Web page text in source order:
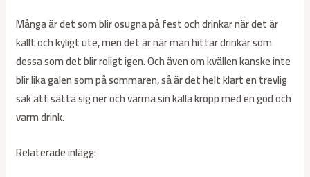
Många är det som blir osugna på fest och drinkar när det är
kallt och kyligt ute, men det är när man hittar drinkar som
dessa som det blir roligt igen. Och även om kvällen kanske inte
blir lika galen som på sommaren, så är det helt klart en trevlig
sak att sätta sig ner och värma sin kalla kropp med en god och
varm drink.
Relaterade inlägg: